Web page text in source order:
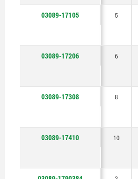
03089-17105 5
03089-17206 6
03089-17308 8
03089-17410 10